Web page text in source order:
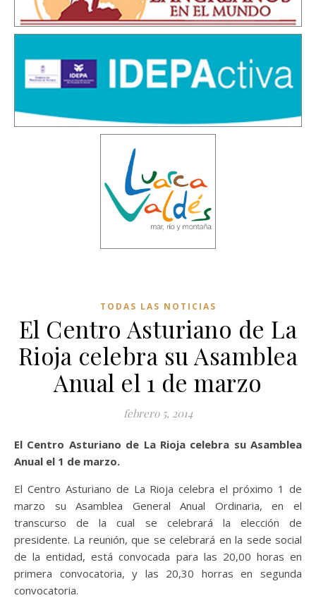
TODAS LAS NOTICIAS
El Centro Asturiano de La
Rioja celebra su Asamblea
Anual el 1 de marzo
febrero 5, 2014
El Centro Asturiano de La Rioja celebra su Asamblea
Anual el 1 de marzo.
El Centro Asturiano de La Rioja celebra el próximo 1 de
marzo su Asamblea General Anual Ordinaria, en el
transcurso de la cual se celebrará la elección de
presidente. La reunión, que se celebrará en la sede social
de la entidad, está convocada para las 20,00 horas en
primera convocatoria, y las 20,30 horras en segunda
convocatoria.